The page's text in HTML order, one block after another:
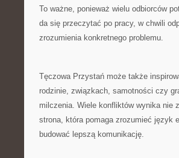
To ważne, ponieważ wielu odbiorców
da się przeczytać po pracy, w chwili
zrozumienia konkretnego problemu.
Tęczowa Przystań może także
rodzinie, związkach, samotności czy
milczenia. Wiele konfliktów wynika nie
strona, która pomaga zrozumieć język
budować lepszą komunikację.